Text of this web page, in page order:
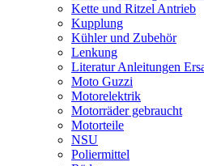
Kette und Ritzel Antrieb
Kupplung
Kühler und Zubehör
Lenkung
Literatur Anleitungen
Moto Guzzi
Motorelektrik
Motorräder gebraucht
Motorteile
NSU
Poliermittel